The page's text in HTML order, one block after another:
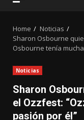
Home
Noticias
Sharon Osbourne
Osbourne tenía
Noticias
Sharon
el Ozzfest:
pasión por él”